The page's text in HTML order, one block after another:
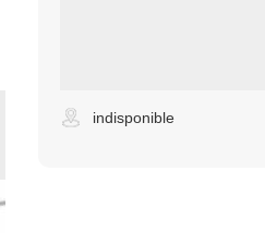
indisponible